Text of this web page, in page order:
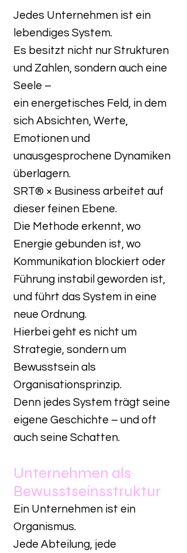
Jedes Unternehmen ist ein
lebendiges System.
Es besitzt nicht nur Strukturen
und Zahlen, sondern auch eine
Seele –
ein energetisches Feld, in dem
sich Absichten, Werte,
Emotionen und
unausgesprochene Dynamiken
überlagern.
SRT® × Business arbeitet auf
dieser feinen Ebene.
Die Methode erkennt, wo
Energie gebunden ist, wo
Kommunikation blockiert oder
Führung instabil geworden ist,
und führt das System in eine
neue Ordnung.
Hierbei geht es nicht um
Strategie, sondern um
Bewusstsein als
Organisationsprinzip.
Denn jedes System trägt seine
eigene Geschichte – und oft
auch seine Schatten.
Unternehmen als
Bewusstseinsstruktur
Ein Unternehmen ist ein
Organismus.
Jede Abteilung, jede